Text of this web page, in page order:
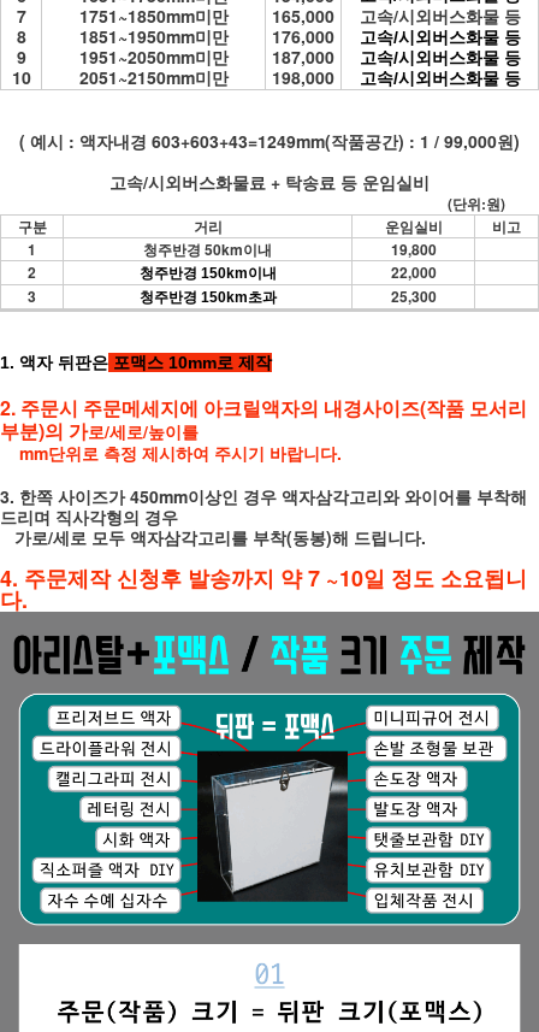
7
8
9
10
1751~1850mm미만
1851~1950mm미만
1951~2050mm미만
2051~2150mm미만
165,000
176,000
187,000
198,000
고속/시외버스화물 등
고속/시외버스화물 등
고속/시외버스화물 등
고속/시외버스화물 등
( 예시 : 액자내경 603+603+43=1249mm(작품공간) : 1 / 99,000원)
고속/시외버스화물료 + 탁송료 등 운임실비
(단위:원)
구분
거리 운임실비
비고
1
청주반경 50km이내
19,800
2
청주반경 150km이내
22,000
3
청주반경 150km초과 25,300
1. 액자 뒤판은 포맥스 10mm로 제작
2. 주문시 주문메세지에 아크릴액자의 내경사이즈(작품 모서리
부분)의 가로/세로/높이를
mm단위로 측정 제시하여 주시기 바랍니다.
3. 한쪽 사이즈가 450mm이상인 경우 액자삼각고리와 와이어를 부착해
드리며 직사각형의 경우
가로/세로 모두 액자삼각고리를 부착(동봉)해 드립니다.
4. 주문제작 신청후 발송까지 약 7 ~10일 정도 소요됩니
다.